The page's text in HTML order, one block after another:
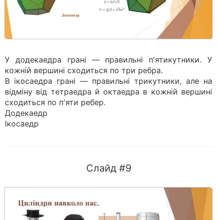
У додекаедра грані — правильні п'ятикутники. У
кожній вершині сходиться по три ребра.
В ікосаедра грані — правильні трикутники, але на
відміну від тетраедра й октаедра в кожній вершині
сходиться по п'яти ребер.
Додекаедр
Ікосаедр
Слайд #9